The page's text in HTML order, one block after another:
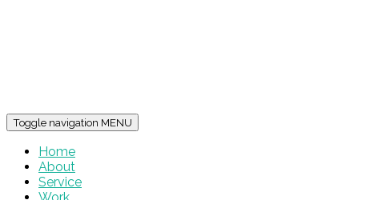
Toggle navigation MENU
Home
About
Service